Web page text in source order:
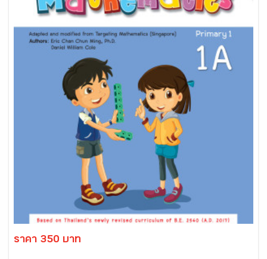
ราคา 350 บาท